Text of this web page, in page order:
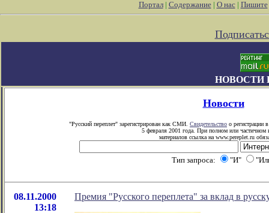
Портал| Содержание| О нас| Пишите
НОВОСТИ
Новости
"Русский переплет" зарегистрирован как СМИ. Свидетельство о регистрации
5 февраля 2001 года. При полном или частичном
материалов ссылка на www.pereplet.ru
Тип запроса: "И"
08.11.2000
13:18
Премия "Русского переплета" за вклад в